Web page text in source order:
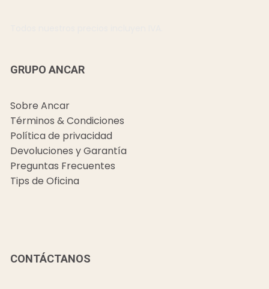
GRUPO ANCAR
Sobre Ancar
Términos & Condiciones
Política de privacidad
Devoluciones y Garantía
Preguntas Frecuentes
Tips de Oficina
CONTÁCTANOS